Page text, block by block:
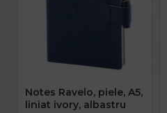
Notes Ravelo, piele, A5,
liniat ivory, albastru